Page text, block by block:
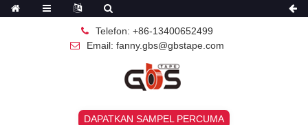
Telefon: +86-13400652499
Email: fanny.gbs@gbstape.com
DAPATKAN SAMPEL PERCUMA